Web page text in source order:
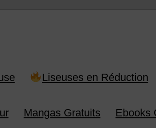
Kindle, Kobo, Vivlio,
Liseuses en Réduction
Mangas Gratuits Ebooks